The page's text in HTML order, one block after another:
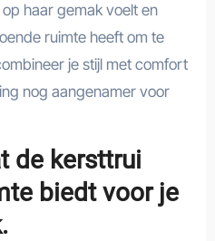
haar gemak voelt en
ruimte heeft om te
je stijl met comfort
nog aangenamer voor
de kersttrui
biedt voor je